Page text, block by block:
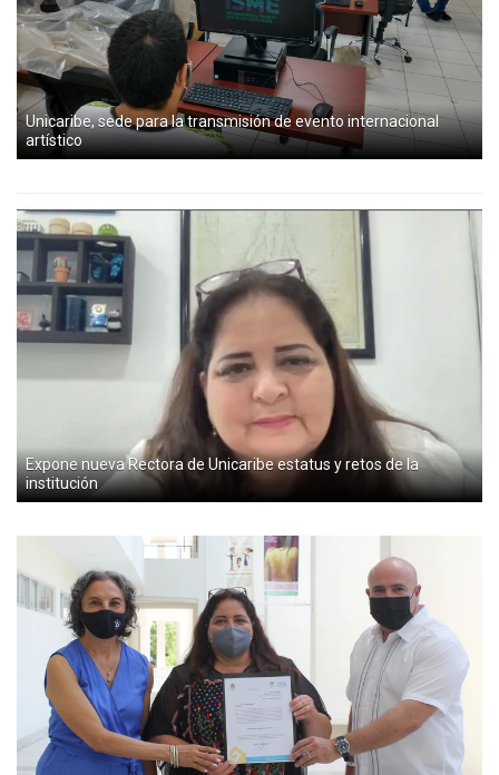
Unicaribe, sede para la transmisión de evento internacional
artístico
Expone nueva Rectora de Unicaribe estatus y retos de la
institución